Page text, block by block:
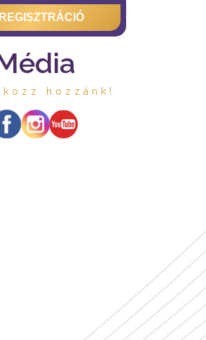
REGISZTRÁCIÓ
hozzánk!